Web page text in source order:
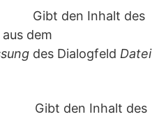
den Inhalt des
dem
des Dialogfeld Datei
den Inhalt des